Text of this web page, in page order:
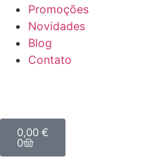
Promoções
Novidades
Blog
Contato
0,00 €
0